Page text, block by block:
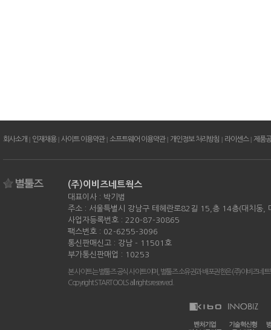
회사소개 | 인재채용| 사이트 이용약관| 소프트웨어 이용약관| 개인정보 처리방침 | 라이센스| 제품
(주)이비즈네트웍스
대표이사 : 박기범
주소 : 서울특별시 강남구 테헤란로82길 15,층 14층(대치동,
사업자등록번호 : 220-87-30865
팩스번호 : 02-6255-3096
통신판매신고 : 강남 - 11501호
부가통신판매업 : 10253
본 사이트는 별툴즈 공식 사이트이며, 별툴즈 소유권과 배포권한은 (주)이비즈네
Copyright STARTOOLS all rights reserved.